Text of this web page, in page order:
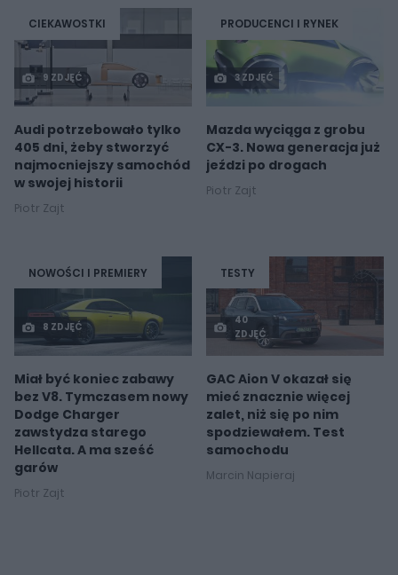
CIEKAWOSTKI
9 ZDJĘĆ
Audi potrzebowało tylko
405 dni, żeby stworzyć
najmocniejszy samochód
w swojej historii
Piotr Zajt
PRODUCENCI I RYNEK
3 ZDJĘĆ
Mazda wyciąga z grobu
CX-3. Nowa generacja już
jeździ po drogach
Piotr Zajt
NOWOŚCI I PREMIERY
8 ZDJĘĆ
Miał być koniec zabawy
bez V8. Tymczasem nowy
Dodge Charger
zawstydza starego
Hellcata. A ma sześć
garów
Piotr Zajt
TESTY
40
ZDJĘĆ
GAC Aion V okazał się
mieć znacznie więcej
zalet, niż się po nim
spodziewałem. Test
samochodu
Marcin Napieraj